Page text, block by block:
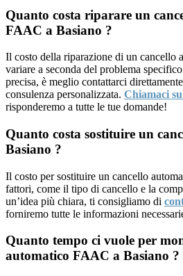
Quanto costa riparare un
FAAC a Basiano ?
Il costo della riparazione di un cancello
variare a seconda del problema
precisa, è meglio contattarci
consulenza personalizzata. Chiamaci
risponderemo a tutte le tue domande!
Quanto costa sostituire un
Basiano ?
Il costo per sostituire un cancello
fattori, come il tipo di cancello e la
un’idea più chiara, ti consigliamo di
forniremo tutte le informazioni
Quanto tempo ci vuole per
automatico FAAC a Basiano ?